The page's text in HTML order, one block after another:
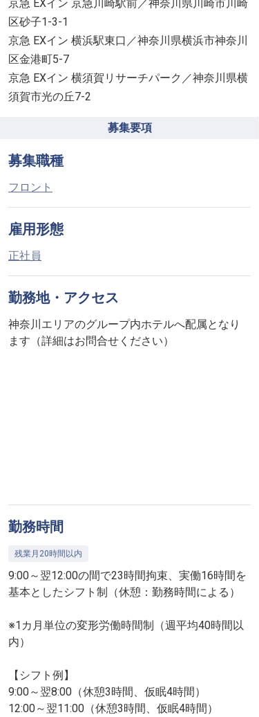
京急 EXイン 京急川崎駅前／神奈川県川崎市川崎
区砂子1-3-1
京急 EXイン 横浜駅東口／神奈川県横浜市神奈川
区金港町5-7
京急 EXイン 横須賀リサーチパーク／神奈川県横
須賀市光の丘7-2
募集要項
募集職種
フロント
雇用形態
正社員
勤務地・アクセス
神奈川エリアのグループ内ホテルへ配属となり
ます（詳細はお問合せください）
勤務時間
残業月20時間以内
9:00～翌12:00の間で23時間拘束、実働16時間を
基本としたシフト制（休憩：勤務時間による）
※1カ月単位の変形労働時間制（週平均40時間以
内）
【シフト例】
9:00～翌8:00（休憩3時間、仮眠4時間）
12:00～翌11:00（休憩3時間、仮眠4時間）